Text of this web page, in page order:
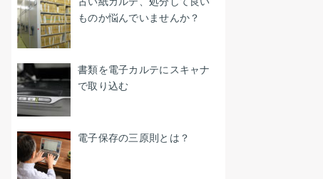
ものか悩んでいませんか？
書類を電子カルテにスキャナ
で取り込む
電子保存の三原則とは？